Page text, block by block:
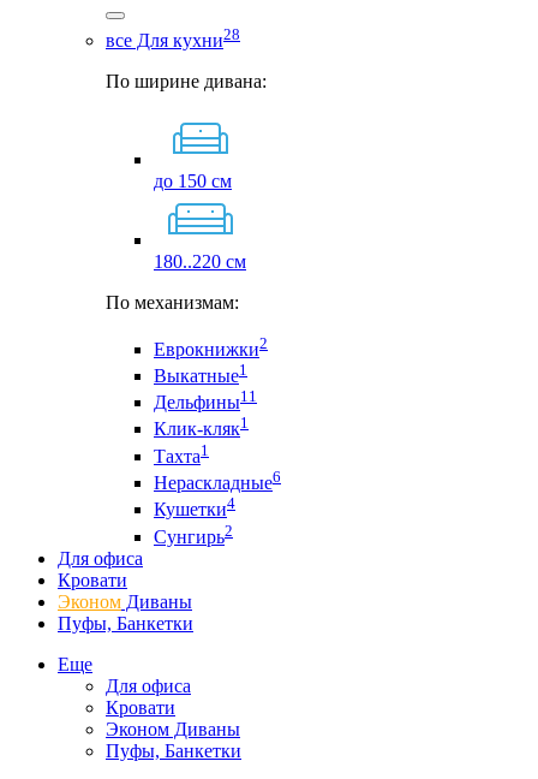
все Для кухни28
По ширине дивана:
до 150 см
180..220 см
По механизмам:
Еврокнижки2
Выкатные1
Дельфины11
Клик-кляк1
Тахта1
Нераскладные6
Кушетки4
Сунгирь2
Для офиса
Кровати
Эконом Диваны
Пуфы, Банкетки
Еще
Для офиса
Кровати
Эконом Диваны
Пуфы, Банкетки